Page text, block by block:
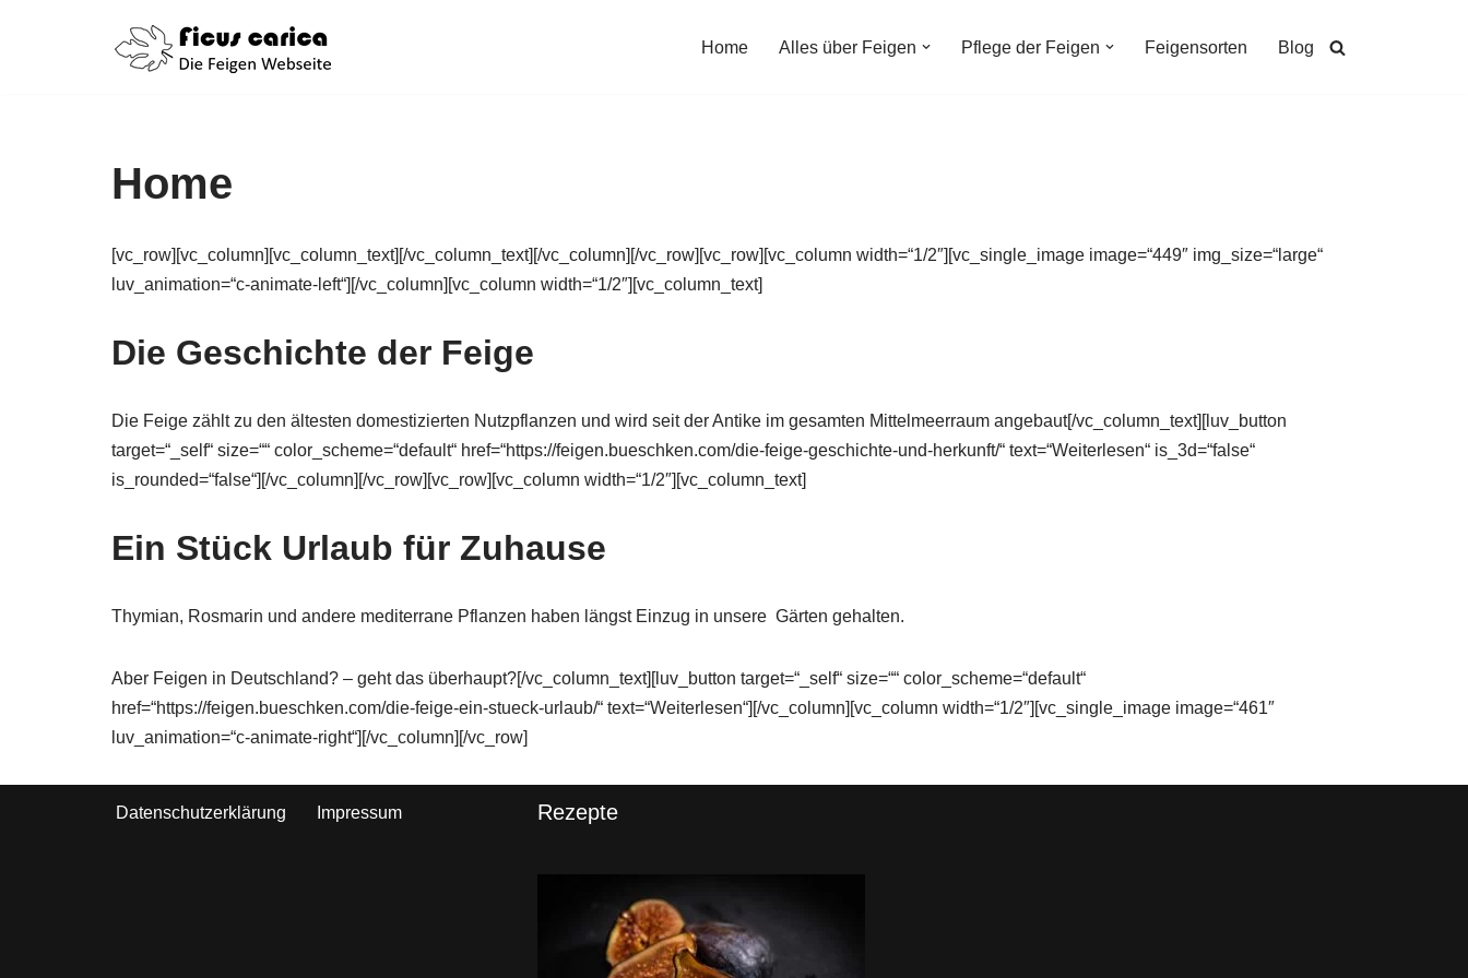
Home Alles über Feigen Pflege der Feigen Feigensorten Blog
Home
[vc_row][vc_column][vc_column_text][/vc_column_text][/vc_column][/vc_row][vc_row][vc_column width=“1/2″][vc_single_image image=“449″ img_size=“large“
luv_animation=“c-animate-left“][/vc_column][vc_column width=“1/2″][vc_column_text]
Die Geschichte der Feige
Die Feige zählt zu den ältesten domestizierten Nutzpflanzen und wird seit der Antike im gesamten Mittelmeerraum angebaut[/vc_column_text][luv_button
target=“_self“ size=““ color_scheme=“default“ href=“https://feigen.bueschken.com/die-feige-geschichte-und-herkunft/“ text=“Weiterlesen“ is_3d=“false“
is_rounded=“false“][/vc_column][/vc_row][vc_row][vc_column width=“1/2″][vc_column_text]
Ein Stück Urlaub für Zuhause
Thymian, Rosmarin und andere mediterrane Pflanzen haben längst Einzug in unsere Gärten gehalten.
Aber Feigen in Deutschland? – geht das überhaupt?[/vc_column_text][luv_button target=“_self“ size=““ color_scheme=“default“
href=“https://feigen.bueschken.com/die-feige-ein-stueck-urlaub/“ text=“Weiterlesen“][/vc_column][vc_column width=“1/2″][vc_single_image image=“461″
luv_animation=“c-animate-right“][/vc_column][/vc_row]
Datenschutzerklärung Impressum Rezepte